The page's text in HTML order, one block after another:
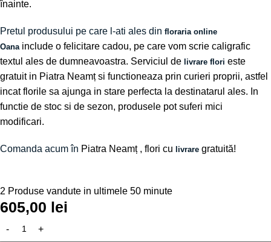
înainte.
Pretul produsului pe care l-ati ales din floraria online
Oana include o felicitare cadou, pe care vom scrie caligrafic
textul ales de dumneavoastra. Serviciul de livrare flori este
gratuit in Piatra Neamț si functioneaza prin curieri proprii, astfel
incat florile sa ajunga in stare perfecta la destinatarul ales. In
functie de stoc si de sezon, produsele pot suferi mici
modificari.
Comanda acum în Piatra Neamț, flori cu livrare gratuită!
2 Produse vandute in ultimele 50 minute
605,00 lei